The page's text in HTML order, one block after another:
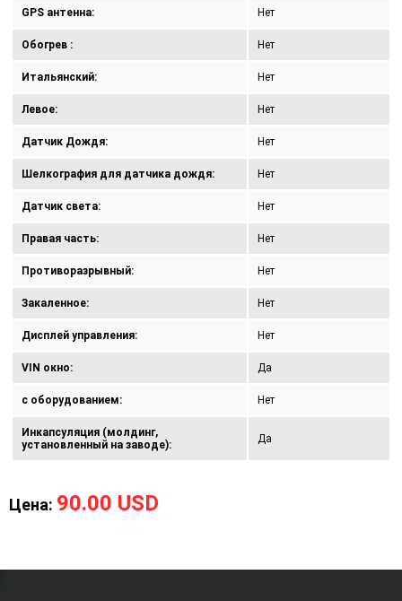
GPS антенна: Нет
Обогрев : Нет
Итальянский: Нет
Левое: Нет
Датчик Дождя: Нет
Шелкография для датчика дождя: Нет
Датчик света: Нет
Правая часть: Нет
Противоразрывный: Нет
Закаленное: Нет
Дисплей управления: Нет
VIN окно: Да
с оборудованием: Нет
Инкапсуляция (молдинг,
установленный на заводе):
Да
Цена: 90.00 USD